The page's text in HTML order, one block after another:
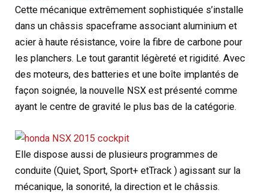
Cette mécanique extrêmement sophistiquée s’installe
dans un châssis spaceframe associant aluminium et
acier à haute résistance, voire la fibre de carbone pour
les planchers. Le tout garantit légèreté et rigidité. Avec
des moteurs, des batteries et une boîte implantés de
façon soignée, la nouvelle NSX est présenté comme
ayant le centre de gravité le plus bas de la catégorie.
Elle dispose aussi de plusieurs programmes de
conduite (Quiet, Sport, Sport+ etTrack ) agissant sur la
mécanique, la sonorité, la direction et le châssis.